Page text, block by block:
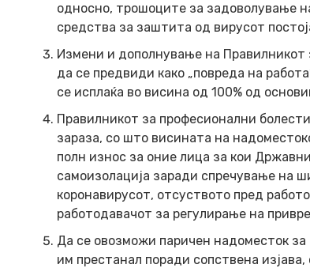
односно, трошоците за задоволување
средства за заштита од вирусот
Измени и дополнување на Правилникот
да се предвиди како „повреда на
се исплаќа во висина од 100% од
Правилникот за професионални
зараза, со што висината на
полн износ за оние лица за кои
самоизолација заради спречување на
коронавирусот, отсуството пред
работодавачот за регулирање на
Да се овозможи паричен надоместок
им престанал поради сопствена